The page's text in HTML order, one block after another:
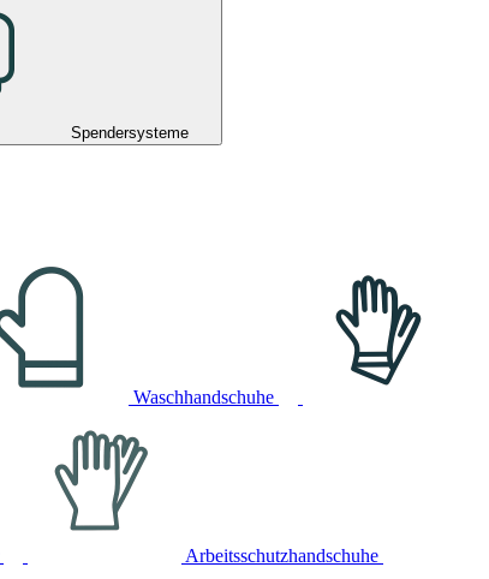
Spendersysteme
Waschhandschuhe
Arbeitsschutzhandschuhe